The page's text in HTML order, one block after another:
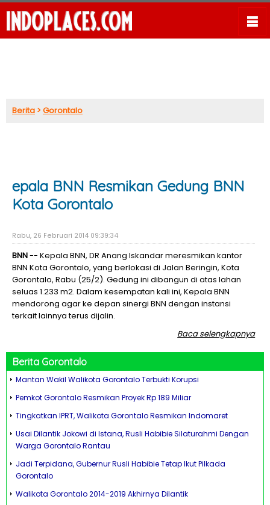
Berita >Gorontalo
epala BNN Resmikan Gedung BNN
Kota Gorontalo
Rabu, 26 Februari 2014 09:39:34
BNN-- Kepala BNN, DR Anang Iskandar meresmikan kantor
BNN Kota Gorontalo, yang berlokasi di Jalan Beringin, Kota
Gorontalo, Rabu (25/2). Gedung ini dibangun di atas lahan
seluas 1.233 m2. Dalam kesempatan kali ini, Kepala BNN
mendorong agar ke depan sinergi BNN dengan instansi
terkait lainnya terus dijalin.
Baca selengkapnya
Berita Gorontalo
Mantan Wakil Walikota Gorontalo Terbukti Korupsi
Pemkot Gorontalo Resmikan Proyek Rp 189 Miliar
Tingkatkan IPRT, Walikota Gorontalo Resmikan Indomaret
Usai Dilantik Jokowi di Istana, Rusli Habibie Silaturahmi Dengan
Warga Gorontalo Rantau
Jadi Terpidana, Gubernur Rusli Habibie Tetap Ikut Pilkada
Gorontalo
Walikota Gorontalo 2014-2019 Akhirnya Dilantik